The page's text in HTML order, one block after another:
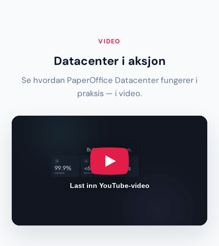
VIDEO
Datacenter i aksjon
Se hvordan PaperOffice Datacenter fungerer i
praksis — i video.
Last inn YouTube-video